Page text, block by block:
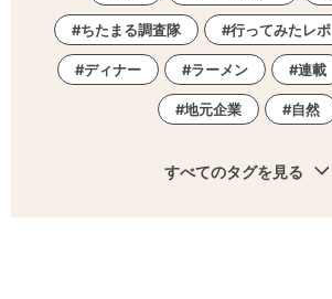
ちたまる調査隊 行ってみたレポ
ディナー ラーメン 連載
地元企業 自然
すべてのタグを見る